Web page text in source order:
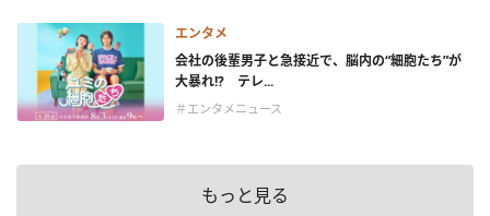
エンタメ
会社の後輩男子と急接近で、脳内の“細胞たち”が
大暴れ!? テレ...
＃エンタメニュース
もっと見る